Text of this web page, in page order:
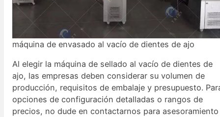
máquina de envasado al vacío de dientes de ajo
Al elegir la máquina de sellado al vacío de dientes de
ajo, las empresas deben considerar su volumen de
producción, requisitos de embalaje y presupuesto.
opciones de configuración detalladas o rangos de
precios, no dude en contactarnos para asesoramiento